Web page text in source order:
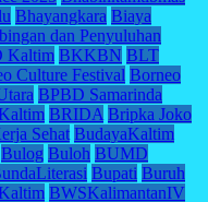
Bhayangkara Biaya
dan Penyuluhan
Kaltim BKKBN BLT
Culture Festival Borneo
BPBD Samarinda
BRIDA Bripka Joko
Sehat BudayaKaltim
Bulog Buloh BUMD
Bupati Buruh
BWSKalimantanIV